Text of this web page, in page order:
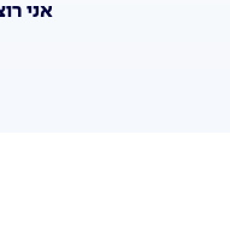
אני